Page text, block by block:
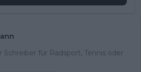
für Radsport, Tennis oder